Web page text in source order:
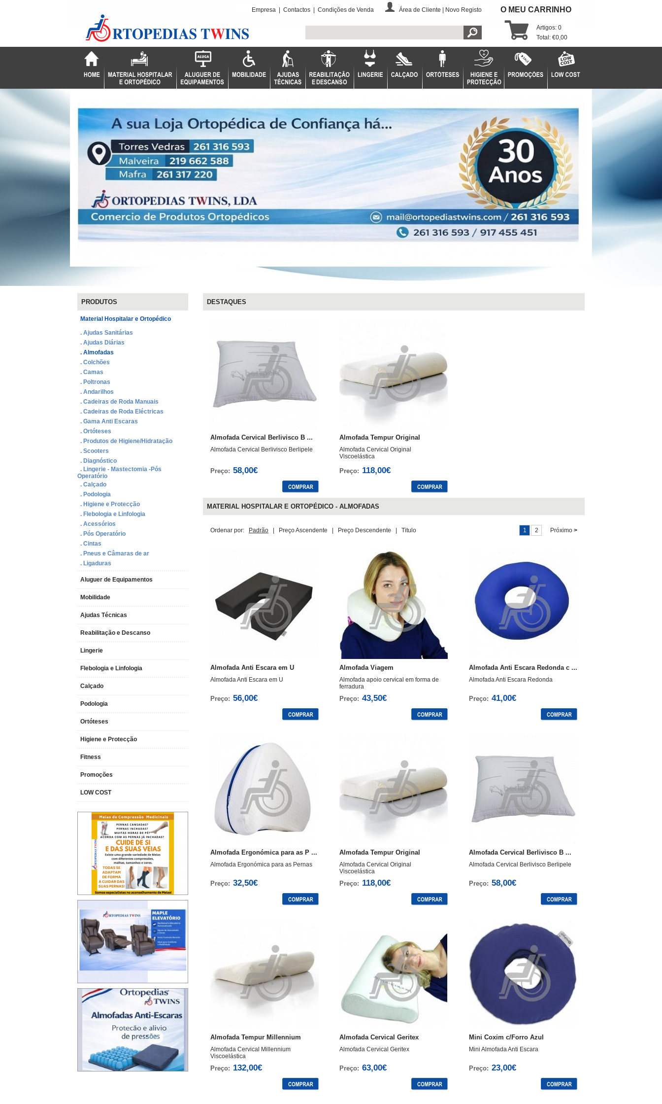
Empresa Contactos Condições de Venda Área de Cliente Novo Registo O MEU CARRINHO
Artigos: 0
Total: €0,00
PRODUTOS
Material Hospitalar e Ortopédico
. Ajudas Sanitárias
. Ajudas Diárias
. Almofadas
. Colchões
. Camas
. Poltronas
. Andarilhos
. Cadeiras de Roda Manuais
. Cadeiras de Roda Eléctricas
. Gama Anti Escaras
. Ortóteses
. Produtos de Higiene/Hidratação
. Scooters
. Diagnóstico
. Lingerie - Mastectomia -Pós
Operatório
. Calçado
. Podologia
. Higiene e Protecção
. Flebologia e Linfologia
. Acessórios
. Pós Operatório
. Cintas
. Pneus e Câmaras de ar
. Ligaduras
Aluguer de Equipamentos
Mobilidade
Ajudas Técnicas
Reabilitação e Descanso
Lingerie
Flebologia e Linfologia
Calçado
Podologia
Ortóteses
Higiene e Protecção
Fitness
Promoções
LOW COST
>
DESTAQUES
Almofada Cervical Berlivisco B ...
Almofada Cervical Berlivisco Berlipele
Preço: 58,00€
Almofada Tempur Original
Almofada Cervical Original
Viscoelástica
Preço: 118,00€
MATERIAL HOSPITALAR E ORTOPÉDICO - ALMOFADAS
Ordenar por: Padrão Preço Ascendente Preço Descendente Titulo 1 2 Próximo >
Almofada Anti Escara em U
Almofada Anti Escara em U
Preço: 56,00€
Almofada Viagem
Almofada apoio cervical em forma de
ferradura
Preço: 43,50€
Almofada Anti Escara Redonda c ...
Almofada Anti Escara Redonda
Preço: 41,00€
Almofada Ergonómica para as P ...
Almofada Ergonómica para as Pernas
Preço: 32,50€
Almofada Tempur Original
Almofada Cervical Original
Viscoelástica
Preço: 118,00€
Almofada Cervical Berlivisco B ...
Almofada Cervical Berlivisco Berlipele
Preço: 58,00€
Almofada Tempur Millennium
Almofada Cervical Millennium
Viscoelástica
Preço: 132,00€
Almofada Cervical Geritex
Almofada Cervical Geritex
Preço: 63,00€
Mini Coxim c/Forro Azul
Mini Almofada Anti Escara
Preço: 23,00€